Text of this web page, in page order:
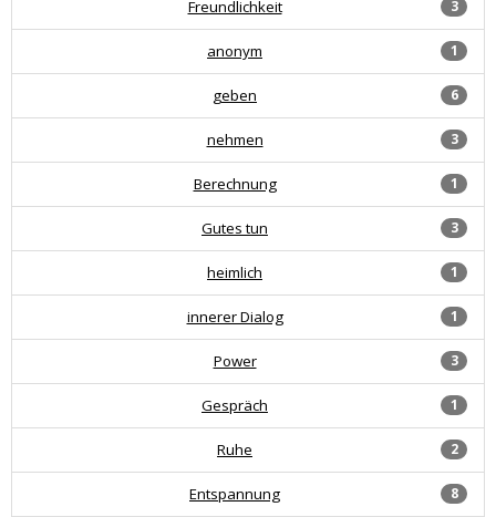
3
Freundlichkeit
1
anonym
6
geben
3
nehmen
1
Berechnung
3
Gutes tun
1
heimlich
1
innerer Dialog
3
Power
1
Gespräch
2
Ruhe
8
Entspannung